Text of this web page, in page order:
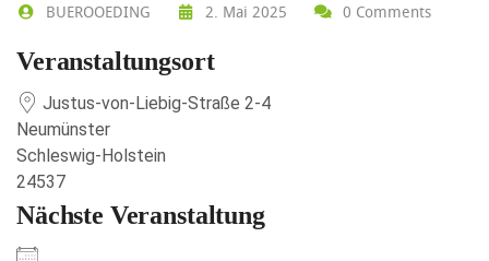
BUEROOEDING 2. Mai 2025 0 Comments
Veranstaltungsort
Justus-von-Liebig-Straße 2-4
Neumünster
Schleswig-Holstein
24537
Nächste Veranstaltung